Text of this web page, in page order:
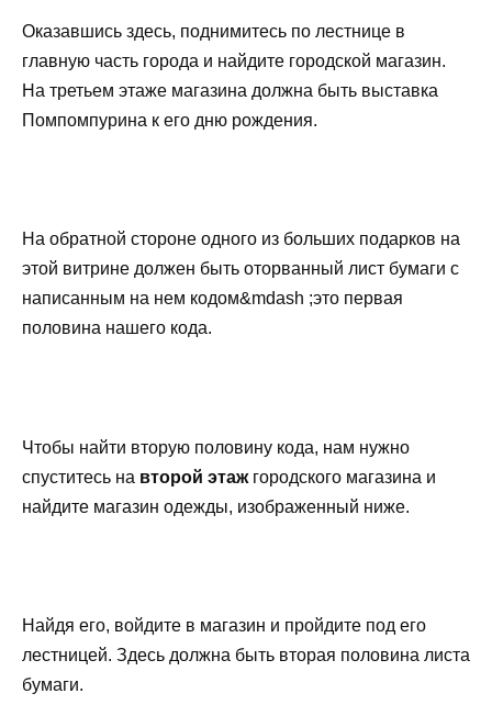
Оказавшись здесь, поднимитесь по лестнице в
главную часть города и найдите городской магазин.
На третьем этаже магазина должна быть выставка
Помпомпурина к его дню рождения.
На обратной стороне одного из больших подарков на
этой витрине должен быть оторванный лист бумаги с
написанным на нем кодом&mdash ;это первая
половина нашего кода.
Чтобы найти вторую половину кода, нам нужно
спуститесь на второй этажгородского магазина и
найдите магазин одежды, изображенный ниже.
Найдя его, войдите в магазин и пройдите под его
лестницей. Здесь должна быть вторая половина листа
бумаги.